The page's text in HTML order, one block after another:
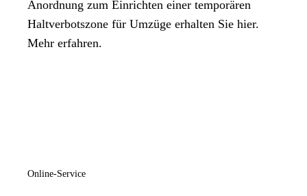
Anordnung zum Einrichten einer temporären
Haltverbotszone für Umzüge erhalten Sie hier.
Mehr erfahren.
Online-Service